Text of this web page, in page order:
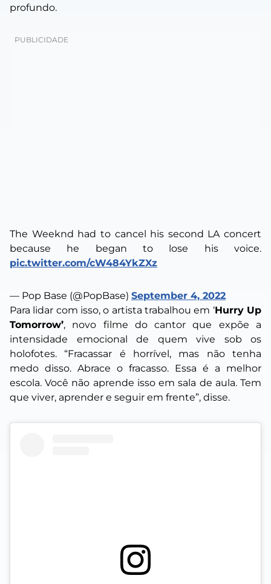
profundo.
The Weeknd had to cancel his second LA concert
because he began to lose his voice.
pic.twitter.com/cW484YkZXz
— Pop Base (@PopBase) September 4, 2022
Para lidar com isso, o artista trabalhou em ‘Hurry Up
Tomorrow’, novo filme do cantor que expõe a
intensidade emocional de quem vive sob os
holofotes. “Fracassar é horrível, mas não tenha
medo disso. Abrace o fracasso. Essa é a melhor
escola. Você não aprende isso em sala de aula. Tem
que viver, aprender e seguir em frente”, disse.